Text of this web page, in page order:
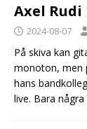
Axel
2024-08-07
På skiva kan
monoton, men
hans
live. Bara